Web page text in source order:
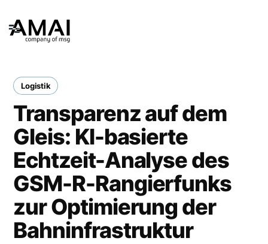
Logistik
Transparenz auf dem
Gleis: KI-basierte
Echtzeit-Analyse des
GSM-R-Rangierfunks
zur Optimierung der
Bahninfrastruktur